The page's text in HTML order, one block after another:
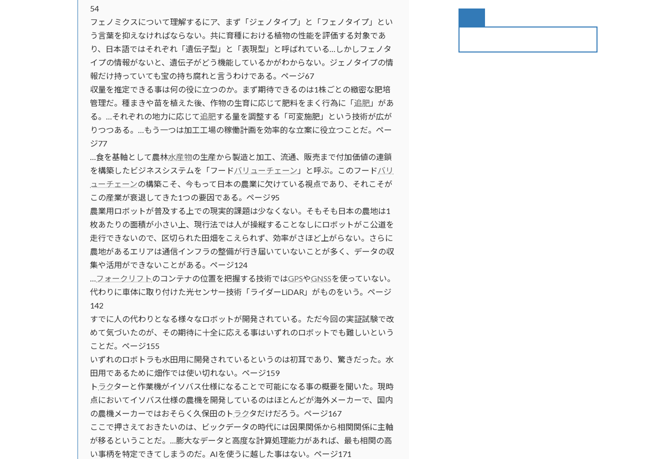
54
フェノミクスについて理解するにア、まず「ジェノタイプ」と「フェノタイプ」とい
う言葉を抑えなければならない。共に育種における植物の性能を評価する対象であ
り、日本語ではそれぞれ「遺伝子型」と「表現型」と呼ばれている…しかしフェノタ
イプの情報がないと、遺伝子がどう機能しているかがわからない。ジェノタイプの情
報だけ持っていても宝の持ち腐れと言うわけである。ページ67
収量を推定できる事は何の役に立つのか。まず期待できるのは1株ごとの緻密な肥培
管理だ。種まきや苗を植えた後、作物の生育に応じて肥料をまく行為に「追肥 」があ
る。…それぞれの地力に応じて追肥する量を調整する「可変施肥」という技術が広が
りつつある。…もう一つは加工工場の稼働計画を効率的な立案に役立つことだ。ペー
ジ77
…食を基軸として農林水産物の生産から製造と加工、流通、販売まで付加価値の連鎖
を構築したビジネスシステムを「フードバリューチェーン 」と呼ぶ。このフードバリ
ューチェーンの構築こそ、今もって日本の農業に欠けている視点であり、それこそが
この産業が衰退してきた1つの要因である。ページ95
農業用ロボットが普及する上での現実的課題は少なくない。そもそも日本の農地は1
枚あたりの面積が小さい上、現行法では人が操縦することなしにロボットがこ公道を
走行できないので、区切られた田畑をこえられず、効率がさほど上がらない。さらに
農地があるエリアは通信インフラの整備が行き届いていないことが多く、データの収
集や活用ができないことがある。ページ124
…フォークリフトのコンテナの位置を把握する技術ではGPSやGNSSを使っていない。
代わりに車体に取り付けた光センサー技術「ライダーLiDAR」がものをいう。ページ
142
すでに人の代わりとなる様々なロボットが開発されている。ただ今回の実証試験で改
めて気づいたのが、その期待に十全に応える事はいずれのロボットでも難しいという
ことだ。ページ155
いずれのロボトラも水田用に開発されているというのは初耳であり、驚きだった。水
田用であるために畑作では使い切れない。ページ159
ト ラクターと作業機がイソバス仕様になることで可能になる事の概要を聞いた。現時
点においてイソバス仕様の農機を開発しているのはほとんどが海外メーカーで、国内
の農機メーカーではおそらく久保田のト ラクタだけだろう。ページ167
ここで押さえておきたいのは、ビックデータの時代には因果関係から相関関係に主軸
が移るということだ。…膨大なデータと高度な計算処理能力があれば、最も相関の高
い事柄を特定できてしまうのだ。AIを使うに越した事はない。ページ171